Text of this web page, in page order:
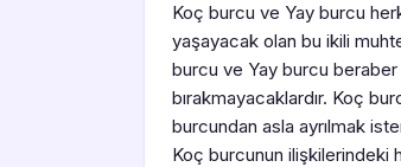
Koç burcu ve Yay burcu
yaşayacak olan bu ikili
burcu ve Yay burcu
bırakmayacaklardır. Koç
burcundan asla ayrılmak
Koç burcunun ilişkilerindeki